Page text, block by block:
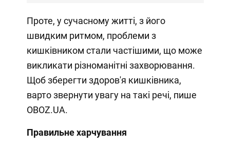
Проте, у сучасному житті, з його
швидким ритмом, проблеми з
кишківником стали частішими, що може
викликати різноманітні захворювання.
Щоб зберегти здоров'я кишківника,
варто звернути увагу на такі речі, пише
OBOZ.UA.
Правильне харчування